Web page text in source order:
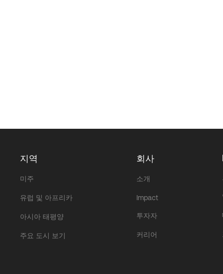
지역
미주
유럽 및 아프리카
아시아 태평양
주요 도시 보기
회사
소개
Impact
투자자
커리어